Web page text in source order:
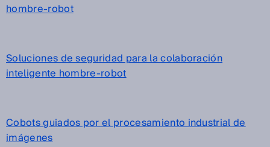
hombre-robot
Soluciones de seguridad para la colaboración
inteligente hombre-robot
Cobots guiados por el procesamiento industrial de
imágenes